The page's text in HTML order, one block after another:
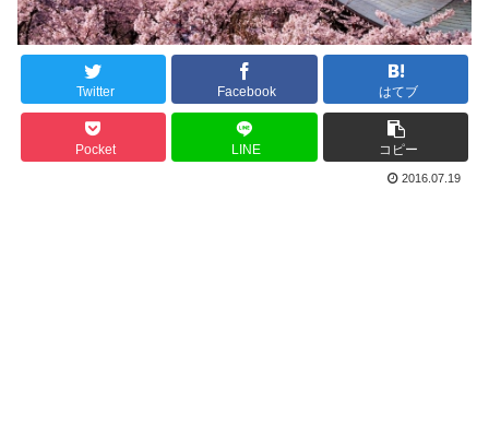
Twitter Facebook はてブ
Pocket LINE コピー
2016.07.19